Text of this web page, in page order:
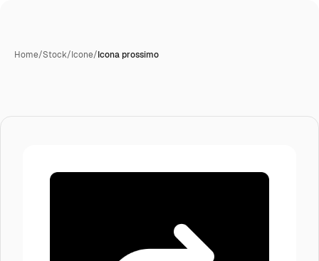
Home/Stock/Icone/Icona prossimo